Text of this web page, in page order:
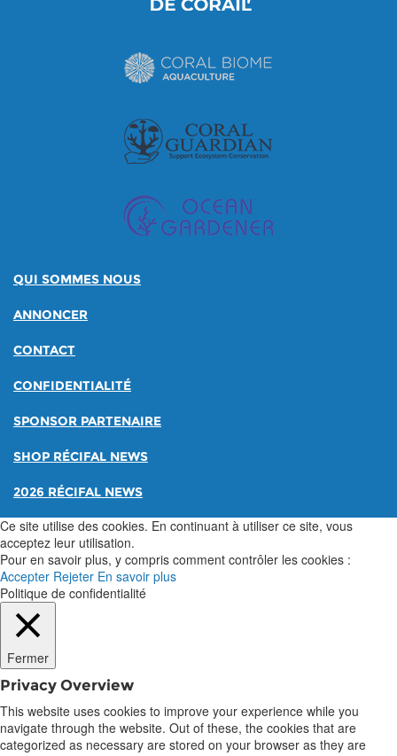
QUI SOMMES NOUS
ANNONCER
CONTACT
CONFIDENTIALITÉ
SPONSOR PARTENAIRE
SHOP RÉCIFAL NEWS
2026 RÉCIFAL NEWS
Ce site utilise des cookies. En continuant à utiliser ce site, vous
acceptez leur utilisation.
Pour en savoir plus, y compris comment contrôler les cookies :
Accepter Rejeter En savoir plus
Politique de confidentialité
Fermer
Privacy Overview
This website uses cookies to improve your experience while you
navigate through the website. Out of these, the cookies that are
categorized as necessary are stored on your browser as they are